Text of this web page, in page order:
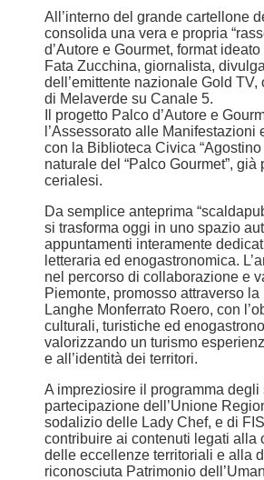
All’interno del grande cartellone
consolida una vera e propria
d’Autore e Gourmet, format
Fata Zucchina, giornalista,
dell’emittente nazionale Gold
di Melaverde su Canale 5.
Il progetto Palco d’Autore e
l’Assessorato alle
con la Biblioteca Civica
naturale del “Palco Gourmet”,
cerialesi.
Da semplice anteprima
si trasforma oggi in uno spazio
appuntamenti interamente
letteraria ed enogastronomica.
nel percorso di collaborazione e
Piemonte, promosso attraverso
Langhe Monferrato Roero, con
culturali, turistiche ed
valorizzando un turismo
e all’identità dei territori.
A impreziosire il programma
partecipazione dell’Unione
sodalizio delle Lady Chef, e di
contribuire ai contenuti legati alla
delle eccellenze territoriali e alla
riconosciuta Patrimonio